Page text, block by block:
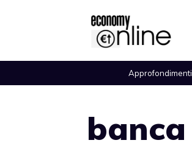
Approfondimenti
banca